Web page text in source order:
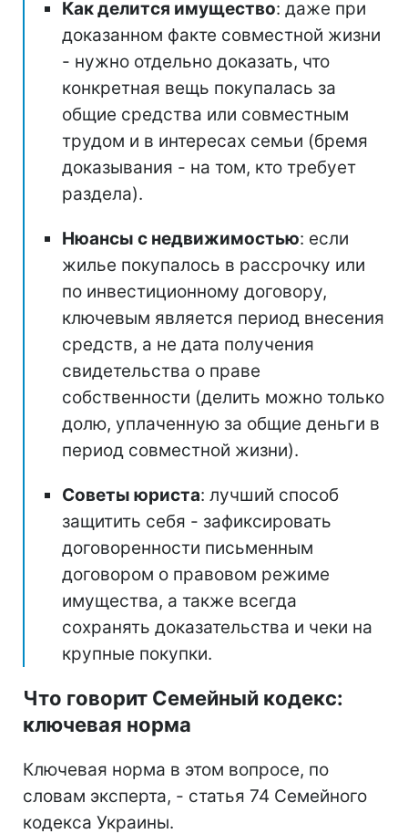
Как делится имущество: даже при
доказанном факте совместной жизни
- нужно отдельно доказать, что
конкретная вещь покупалась за
общие средства или совместным
трудом и в интересах семьи (бремя
доказывания - на том, кто требует
раздела).
Нюансы с недвижимостью: если
жилье покупалось в рассрочку или
по инвестиционному договору,
ключевым является период внесения
средств, а не дата получения
свидетельства о праве
собственности (делить можно только
долю, уплаченную за общие деньги в
период совместной жизни).
Советы юриста: лучший способ
защитить себя - зафиксировать
договоренности письменным
договором о правовом режиме
имущества, а также всегда
сохранять доказательства и чеки на
крупные покупки.
Что говорит Семейный кодекс:
ключевая норма
Ключевая норма в этом вопросе, по
словам эксперта, - статья 74 Семейного
кодекса Украины.